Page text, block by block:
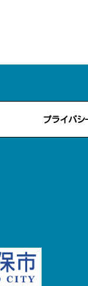
プライバシ